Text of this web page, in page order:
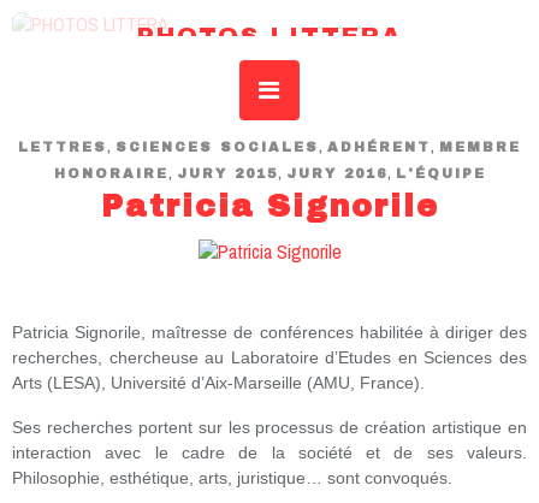
PHOTOS LITTERA
REVUE DE L’IDSAR – INSTITUT DROIT SCIENCES ART RECHERCHE
LETTRES, SCIENCES SOCIALES, ADHÉRENT, MEMBRE
HONORAIRE, JURY 2015, JURY 2016, L'ÉQUIPE
Patricia Signorile
Patricia Signorile, maîtresse de conférences habilitée à diriger des
recherches, chercheuse au Laboratoire d’Etudes en Sciences des
Arts (LESA), Université d’Aix-Marseille (AMU, France).
Ses recherches portent sur les processus de création artistique en
interaction avec le cadre de la société et de ses valeurs.
Philosophie, esthétique, arts, juristique… sont convoqués.